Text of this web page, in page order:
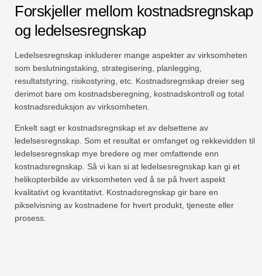
Forskjeller mellom kostnadsregnskap
og ledelsesregnskap
Ledelsesregnskap inkluderer mange aspekter av virksomheten
som beslutningstaking, strategisering, planlegging,
resultatstyring, risikostyring, etc. Kostnadsregnskap dreier seg
derimot bare om kostnadsberegning, kostnadskontroll og total
kostnadsreduksjon av virksomheten.
Enkelt sagt er kostnadsregnskap et av delsettene av
ledelsesregnskap. Som et resultat er omfanget og rekkevidden til
ledelsesregnskap mye bredere og mer omfattende enn
kostnadsregnskap. Så vi kan si at ledelsesregnskap kan gi et
helikopterbilde av virksomheten ved å se på hvert aspekt
kvalitativt og kvantitativt. Kostnadsregnskap gir bare en
pikselvisning av kostnadene for hvert produkt, tjeneste eller
prosess.